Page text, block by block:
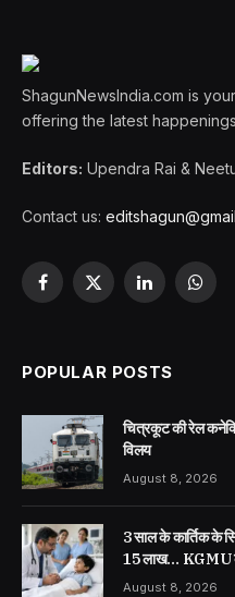
ShagunNewsIndia.com is
offering the latest
Editors: Upendra Rai &
Contact us:
Facebook
X
LinkedIn
POPULAR POSTS
चित्रकूट की रेल
विलय
August 8, 2026
3 साल के कार्तिक के
15 लाख… KGMU के
August 8, 2026